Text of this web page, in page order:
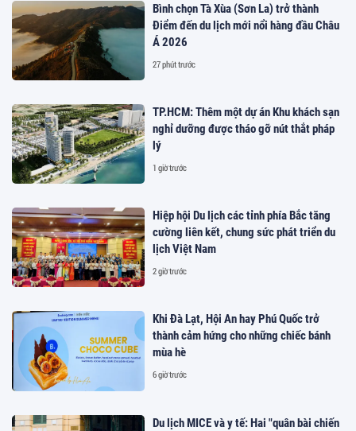
Bình chọn Tà Xùa (Sơn La) trở thành
Điểm đến du lịch mới nổi hàng đầu Châu
Á 2026
27 phút trước
TP.HCM: Thêm một dự án Khu khách sạn
nghỉ dưỡng được tháo gỡ nút thắt pháp
lý
1 giờ trước
Hiệp hội Du lịch các tỉnh phía Bắc tăng
cường liên kết, chung sức phát triển du
lịch Việt Nam
2 giờ trước
Khi Đà Lạt, Hội An hay Phú Quốc trở
thành cảm hứng cho những chiếc bánh
mùa hè
6 giờ trước
Du lịch MICE và y tế: Hai "quân bài chiến